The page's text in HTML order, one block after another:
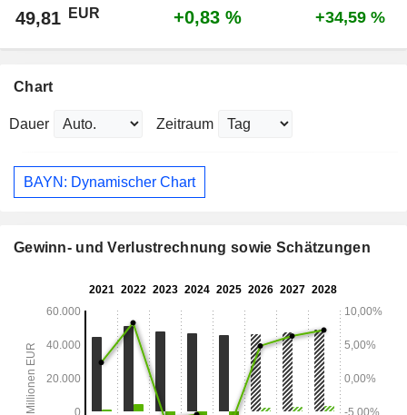
49,81 EUR +0,83 % +34,59 %
Chart
Dauer Zeitraum
BAYN: Dynamischer Chart
Gewinn- und Verlustrechnung sowie Schätzungen